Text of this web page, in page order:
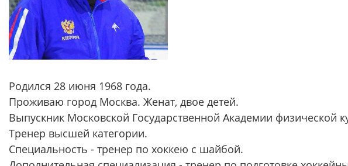
Родился 28 июня 1968 года.
Проживаю город Москва. Женат, двое детей.
Выпускник Московской Государственной Академии физической
Тренер высшей категории.
Специальность - тренер по хоккею с шайбой.